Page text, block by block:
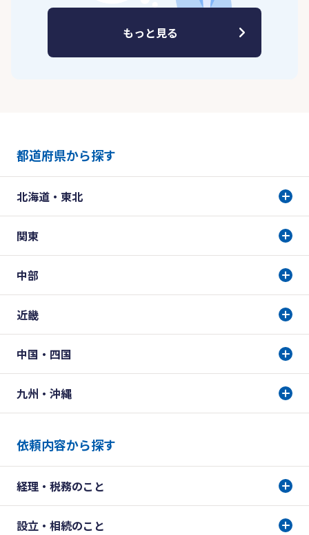
もっと見る
都道府県から探す
北海道・東北
関東
中部
近畿
中国・四国
九州・沖縄
依頼内容から探す
経理・税務のこと
設立・相続のこと